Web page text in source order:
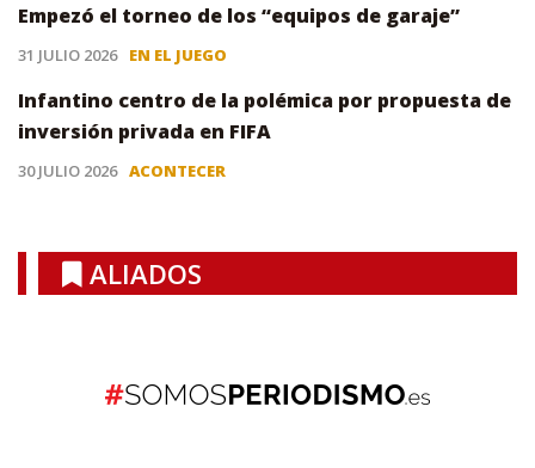
Empezó el torneo de los “equipos de garaje”
31 JULIO 2026 EN EL JUEGO
Infantino centro de la polémica por propuesta de
inversión privada en FIFA
30 JULIO 2026 ACONTECER
ALIADOS